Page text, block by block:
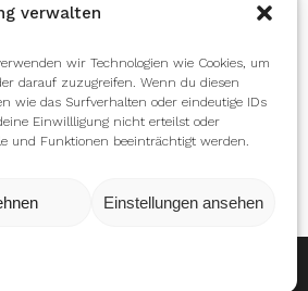
verwalten
wir Technologien wie Cookies, um
darauf zuzugreifen. Wenn du diesen
wie das Surfverhalten oder eindeutige IDs
Einwillligung nicht erteilst oder
und Funktionen beeinträchtigt werden.
Einstellungen ansehen